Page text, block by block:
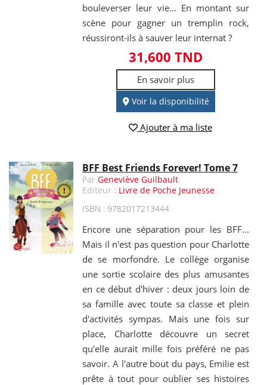
bouleverser leur vie... En montant sur
scène pour gagner un tremplin rock,
réussiront-ils à sauver leur internat ?
31,600 TND
En savoir plus
Voir la disponibilité
Ajouter à ma liste
BFF Best Friends Forever! Tome 7
ParGeneviève Guilbault
Editeur : Livre de Poche Jeunesse
ISBN : 9782017213444
Encore une séparation pour les BFF...
Mais il n'est pas question pour Charlotte
de se morfondre. Le collège organise
une sortie scolaire des plus amusantes
en ce début d'hiver : deux jours loin de
sa famille avec toute sa classe et plein
d'activités sympas. Mais une fois sur
place, Charlotte découvre un secret
qu'elle aurait mille fois préféré ne pas
savoir. A l'autre bout du pays, Emilie est
prête à tout pour oublier ses histoires